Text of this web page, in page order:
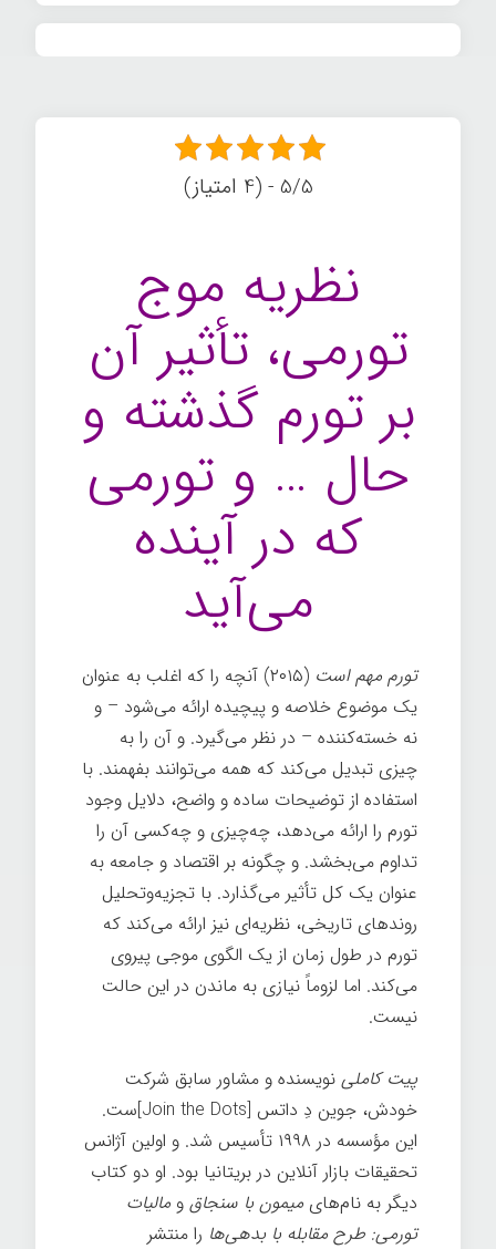
5/5 - (4 امتیاز)
نظریه موج
تورمی، تأثیر آن
بر تورم گذشته و
حال … و تورمی
که در آینده
می‌آید
تورم مهم است
(۲۰۱۵) آنچه را که اغلب به عنوان
یک موضوع خلاصه و پیچیده ارائه می‌شود – و
نه خسته‌کننده – در نظر می‌گیرد. و آن را به
چیزی تبدیل می‌کند که همه می‌توانند بفهمند. با
استفاده از توضیحات ساده و واضح، دلایل وجود
تورم را ارائه می‌دهد، چه‌چیزی و چه‌کسی آن را
تداوم می‌بخشد. و چگونه بر اقتصاد و جامعه به
عنوان یک کل تأثیر می‌گذارد. با تجزیه‌وتحلیل
روندهای تاریخی، نظریه‌ای نیز ارائه می‌کند که
تورم در طول زمان از یک الگوی موجی پیروی
می‌کند. اما لزوماً نیازی به ماندن در این حالت
نیست.
پیت کاملی نویسنده و مشاور سابق شرکت
خودش، جوین دِ داتس [Join the Dots]ست.
این مؤسسه در ۱۹۹۸ تأسیس شد. و اولین آژانس
تحقیقات بازار آنلاین در بریتانیا بود. او دو کتاب
دیگر به نام‌های میمون با سنجاق و مالیات
تورمی: طرح مقابله با بدهی‌ها را منتشر